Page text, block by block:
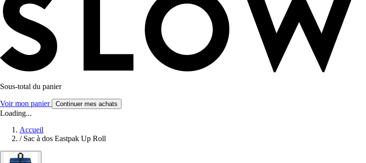
Sous-total du panier
Voir mon panier Continuer mes achats
Loading...
Accueil
/ Sac à dos Eastpak Up Roll